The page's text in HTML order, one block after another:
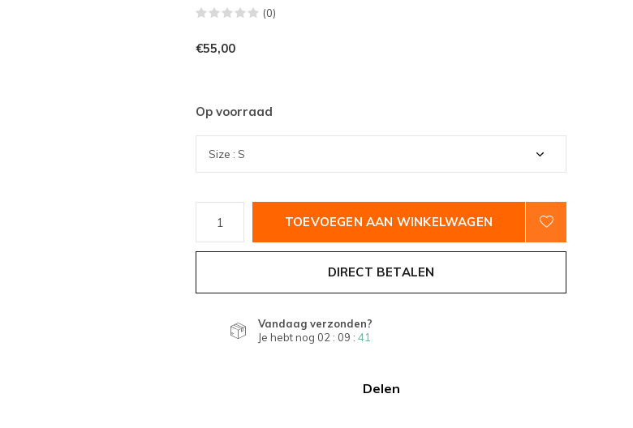
(0)
€55,00
Op voorraad
TOEVOEGEN AAN WINKELWAGEN
DIRECT BETALEN
Vandaag verzonden?
Je hebt nog 02 : 09 : 40
Delen